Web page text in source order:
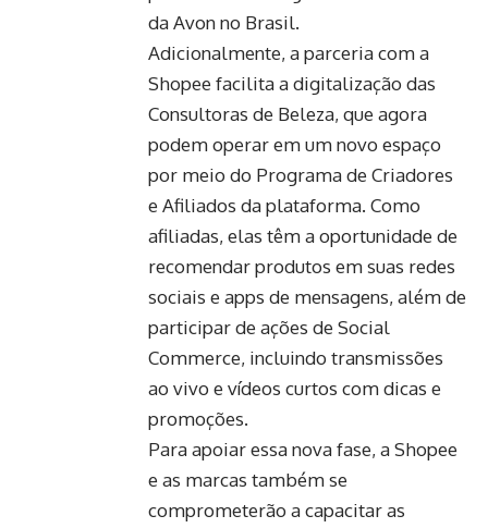
da Avon no Brasil.
Adicionalmente, a parceria com a
Shopee facilita a digitalização das
Consultoras de Beleza, que agora
podem operar em um novo espaço
por meio do Programa de Criadores
e Afiliados da plataforma. Como
afiliadas, elas têm a oportunidade de
recomendar produtos em suas redes
sociais e apps de mensagens, além de
participar de ações de Social
Commerce, incluindo transmissões
ao vivo e vídeos curtos com dicas e
promoções.
Para apoiar essa nova fase, a Shopee
e as marcas também se
comprometerão a capacitar as